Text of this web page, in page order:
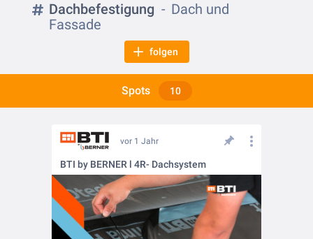
Dachbefestigung
Dach und
Fassade
folgen
Spots 10
vor 1 Jahr
BTI by BERNER l 4R- Dachsystem